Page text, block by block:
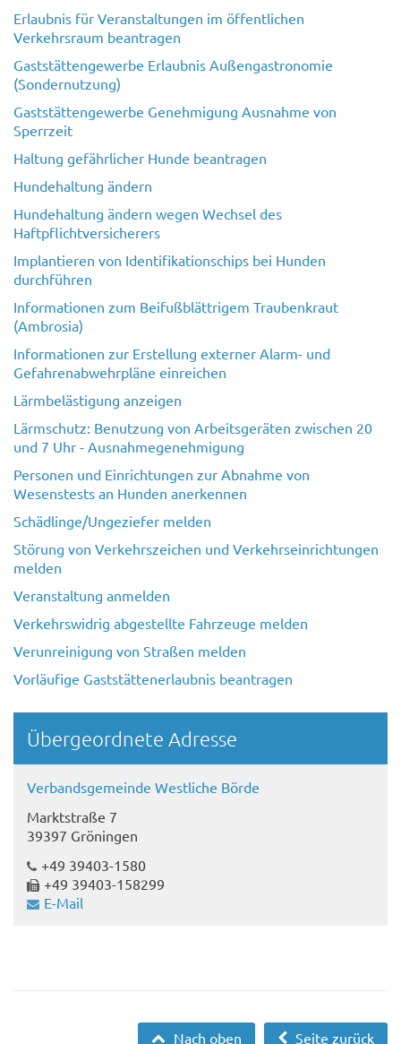
Erlaubnis für Veranstaltungen im öffentlichen
Verkehrsraum beantragen
Gaststättengewerbe Erlaubnis Außengastronomie
(Sondernutzung)
Gaststättengewerbe Genehmigung Ausnahme von
Sperrzeit
Haltung gefährlicher Hunde beantragen
Hundehaltung ändern
Hundehaltung ändern wegen Wechsel des
Haftpflichtversicherers
Implantieren von Identifikationschips bei Hunden
durchführen
Informationen zum Beifußblättrigem Traubenkraut
(Ambrosia)
Informationen zur Erstellung externer Alarm- und
Gefahrenabwehrpläne einreichen
Lärmbelästigung anzeigen
Lärmschutz: Benutzung von Arbeitsgeräten zwischen 20
und 7 Uhr - Ausnahmegenehmigung
Personen und Einrichtungen zur Abnahme von
Wesenstests an Hunden anerkennen
Schädlinge/Ungeziefer melden
Störung von Verkehrszeichen und Verkehrseinrichtungen
melden
Veranstaltung anmelden
Verkehrswidrig abgestellte Fahrzeuge melden
Verunreinigung von Straßen melden
Vorläufige Gaststättenerlaubnis beantragen
Übergeordnete Adresse
Verbandsgemeinde Westliche Börde
Marktstraße 7
39397 Gröningen
+49 39403-1580
+49 39403-158299
E-Mail
Seite zurück
Nach oben